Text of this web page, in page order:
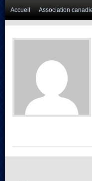
Accueil Association